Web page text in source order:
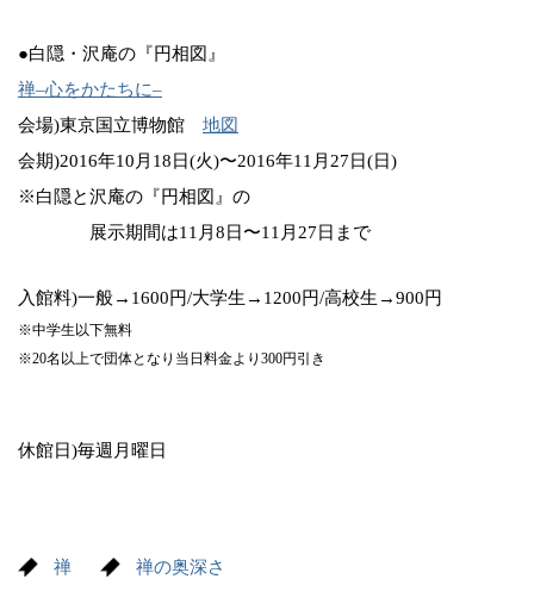
●白隠・沢庵の『円相図』
禅–心をかたちに–
会場)東京国立博物館 地図
会期)2016年10月18日(火)〜2016年11月27日(日)
※白隠と沢庵の『円相図』の
展示期間は11月8日〜11月27日まで
入館料)一般→1600円/大学生→1200円/高校生→900円
※中学生以下無料
※20名以上で団体となり当日料金より300円引き
休館日)毎週月曜日
禅 禅の奥深さ